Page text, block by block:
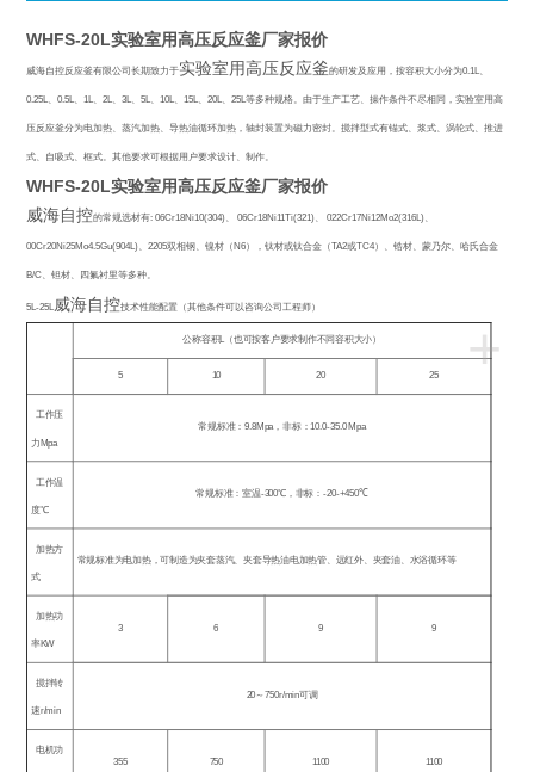
WHFS-20L实验室用高压反应釜厂家报价
威海自控反应釜有限公司长期致力于实验室用高压反应釜的研发及应用，按容积大小分为0.1L、
0.25L、0.5L、1L、2L、3L、5L、10L、15L、20L、25L等多种规格。由于生产工艺、操作条件不尽相同，实验室用高
压反应釜分为电加热、蒸汽加热、导热油循环加热，轴封装置为磁力密封。搅拌型式有锚式、浆式、涡轮式、推进
式、自吸式、框式。其他要求可根据用户要求设计、制作。
WHFS-20L实验室用高压反应釜厂家报价
威海自控的常规选材有: 06Cr18Ni10(304) 、06Cr18Ni11Ti(321) 、022Cr17Ni12Mo2(316L) 、
00Cr20Ni25Mo4.5Gu(904L) 、2205双相钢、镍材（ N6），钛材或钛合金（TA2或TC4）、锆材、蒙乃尔、哈氏合金
B/C、钽材、四氟衬里等多种。
5L-25L 威海自控技术性能配置（其他条件可以咨询公司工程师）
+
公称容积L （也可按客户要求制作不同容积大小）
5 10 20 25
工作压
力 Mpa
常规标准：9.8Mpa，非标：10.0-35.0 Mpa
工作温
度℃
常规标准：室温-300℃ ，非标：-20-+450℃
加热方
式
常规标准为电加热，可制造为夹套蒸汽、夹套导热油电加热管、远红外、夹套油、水浴循环等
加热功
率KW
3 6 9 9
搅拌转
速r/min
20 ～750r/min可调
电机功
355 750 1100 1100